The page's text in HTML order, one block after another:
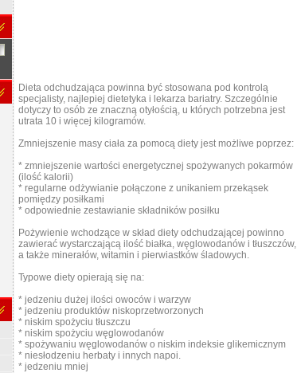
Dieta odchudzająca powinna być stosowana pod kontrolą
specjalisty, najlepiej dietetyka i lekarza bariatry. Szczególnie
dotyczy to osób ze znaczną otyłością, u których potrzebna jest
utrata 10 i więcej kilogramów.
Zmniejszenie masy ciała za pomocą diety jest możliwe poprzez:
* zmniejszenie wartości energetycznej spożywanych pokarmów
(ilość kalorii)
* regularne odżywianie połączone z unikaniem przekąsek
pomiędzy posiłkami
* odpowiednie zestawianie składników posiłku
Pożywienie wchodzące w skład diety odchudzającej powinno
zawierać wystarczającą ilość białka, węglowodanów i tłuszczów,
a także minerałów, witamin i pierwiastków śladowych.
Typowe diety opierają się na:
* jedzeniu dużej ilości owoców i warzyw
* jedzeniu produktów niskoprzetworzonych
* niskim spożyciu tłuszczu
* niskim spożyciu węglowodanów
* spożywaniu węglowodanów o niskim indeksie glikemicznym
* niesłodzeniu herbaty i innych napoi.
* jedzeniu mniej